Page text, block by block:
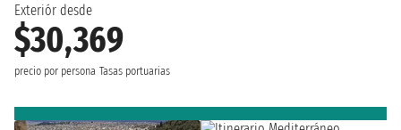
Exteriór desde
$30,369
precio por persona Tasas portuarias